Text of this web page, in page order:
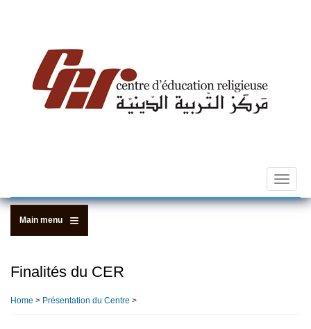
Toggle
Main menu
Finalités du CER
Home > Présentation du Centre >